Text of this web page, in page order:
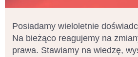
Posiadamy wieloletnie
Na bieżąco reagujemy na
prawa. Stawiamy na wiedzę,